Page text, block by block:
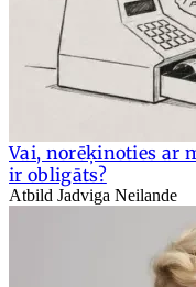
Vai, norēķinoties ar
ir obligāts?
Atbild Jadviga Neilande